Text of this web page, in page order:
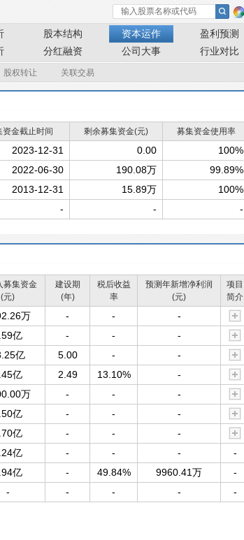
股本结构 资本运作
盈利预测
分红融资 公司大事 行业对比
股权转让 关联交易
资金截止时间 剩余募集资金(元) 募集资金使用率
2023-12-31 0.00
100%
2022-06-30 190.08万
99.89%
2013-12-31 15.89万
100%
- - -
募集资金
(元)
建设期
(年)
税后收益
率
预测年新增净利润
(元)
项目
简介
万 - - -
亿 - - -
亿 5.00 - -
亿 2.49 13.10% -
万 - - -
亿 - - -
亿 - - -
亿 - - - -
亿 - 49.84% 9960.41万 -
- - - - -